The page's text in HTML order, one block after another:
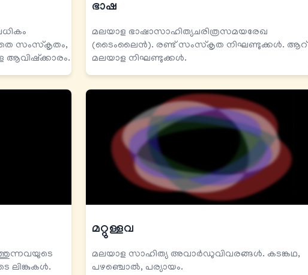
സംസ്കൃതം,
ആവിഷ്ക്കാരം.
ഭാഷ
മലയാള ഭാഷാസാഹിത്യചരിത്രസമയരേഖ
(ടൈംലൈൻ). രണ്ട് സംസ്കൃത നിഘണ്ടുക്കൾ. ആറ്
മലയാള നിഘണ്ടുക്കൾ.
ലിങ്കുകള്‍.
മറ്റുള്ളവ
മലയാള സാഹിത്യ അവാർഡുവിവരങ്ങൾ. കടങ്കഥ,
പഴഞ്ചൊൽ, പര്യായം.